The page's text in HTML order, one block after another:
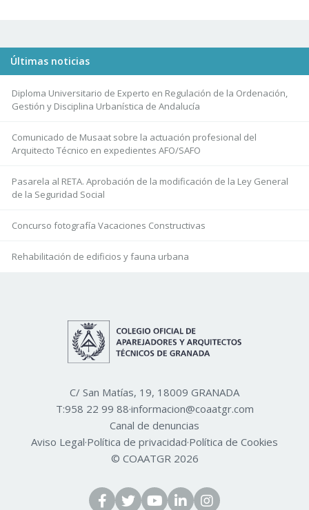
Últimas noticias
Diploma Universitario de Experto en Regulación de la Ordenación,
Gestión y Disciplina Urbanística de Andalucía
Comunicado de Musaat sobre la actuación profesional del
Arquitecto Técnico en expedientes AFO/SAFO
Pasarela al RETA. Aprobación de la modificación de la Ley General
de la Seguridad Social
Concurso fotografía Vacaciones Constructivas
Rehabilitación de edificios y fauna urbana
C/ San Matías, 19, 18009 GRANADA
T:958 22 99 88·informacion@coaatgr.com
Canal de denuncias
Aviso Legal·Política de privacidad·Política de Cookies
© COAATGR 2026